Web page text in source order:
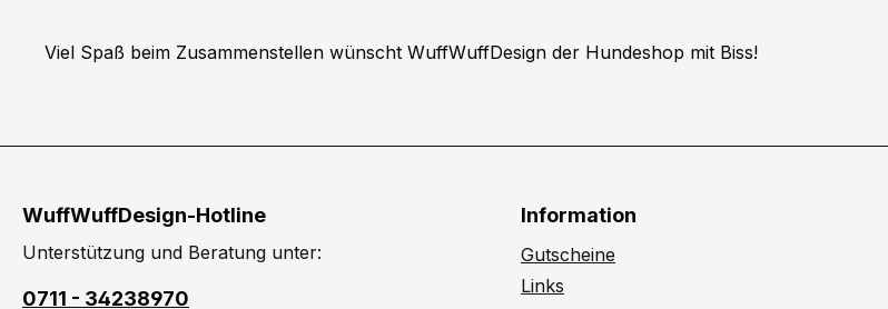
Viel Spaß beim Zusammenstellen wünscht WuffWuffDesign der Hundeshop mit Biss!
WuffWuffDesign-Hotline
Unterstützung und Beratung unter:
0711 - 34238970
Information
Gutscheine
Links